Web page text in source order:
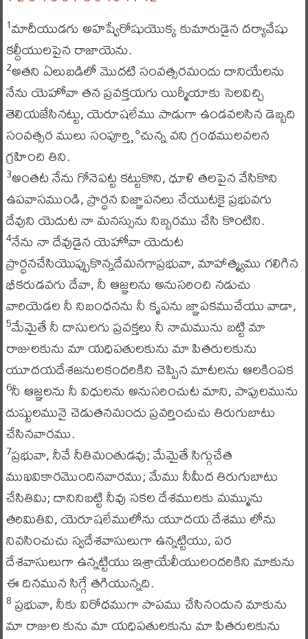
1మాదీయుడగు అహష్వేరోషుయొక్క కుమారుడైన దర్యావేషు
కల్దీయులపైన రాజాయెను.
2అతని ఏలుబడిలో మొదటి సంవత్సరమందు దానియేలను
నేను యెహోవా తన ప్రవక్తయగు యిర్మీయాకు సెలవిచ్చి
తెలియజేసినట్టు, యెరూషలేము పాడుగా ఉండవలసిన డెబ్బది
సంవత్సర ములు సంపూర్తి¸°చున్న వని గ్రంథములవలన
గ్రహించి తిని.
3అంతట నేను గోనెపట్ట కట్టుకొని, ధూళి తలపైన వేసికొని
ఉపవాసముండి, ప్రార్థన విజ్ఞాపనలు చేయుటకై ప్రభువగు
దేవుని యెదుట నా మనస్సును నిబ్బరము చేసి కొంటిని.
4నేను నా దేవుడైన యెహోవా యెదుట
ప్రార్థనచేసియొప్పుకొన్నదేమనగాప్రభువా, మాహాత్మ్యము గలిగిన
భీకరుడవగు దేవా, నీ ఆజ్ఞలను అనుసరించి నడుచు
వారియెడల నీ నిబంధనను నీ కృపను జ్ఞాపకముచేయు వాడా,
5మేమైతే నీ దాసులగు ప్రవక్తలు నీ నామమును బట్టి మా
రాజులకును మా యధిపతులకును మా పితరులకును
యూదయదేశజనులకందరికిని చెప్పిన మాటలను ఆలకింపక
6నీ ఆజ్ఞలను నీ విధులను అనుసరించుట మాని, పాపులమును
దుష్టులమునై చెడుతనమందు ప్రవర్తించుచు తిరుగుబాటు
చేసినవారము.
7ప్రభువా, నీవే నీతిమంతుడవు; మేమైతే సిగ్గుచేత
ముఖవికారమొందినవారము; మేము నీమీద తిరుగుబాటు
చేసితివిు; దానినిబట్టి నీవు సకల దేశములకు మమ్మును
తరిమితివి, యెరూషలేములోను యూదయ దేశము లోను
నివసించుచు స్వదేశవాసులుగా ఉన్నట్టియు, పర
దేశవాసులుగా ఉన్నట్టియు ఇశ్రాయేలీయులందరికిని మాకును
ఈ దినమున సిగ్గే తగియున్నది.
8 ప్రభువా, నీకు విరోధముగా పాపము చేసినందున మాకును
మా రాజుల కును మా యధిపతులకును మా పితరులకును